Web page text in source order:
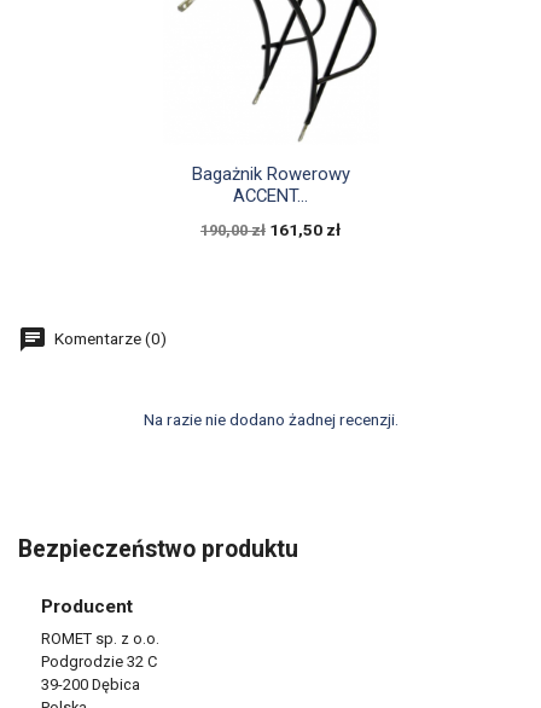
Szybki podgląd
Bagażnik Rowerowy
ACCENT...
190,00 zł 161,50 zł
Komentarze (0)
Na razie nie dodano żadnej recenzji.
Bezpieczeństwo produktu
Producent
ROMET sp. z o.o.
Podgrodzie 32 C
39-200 Dębica